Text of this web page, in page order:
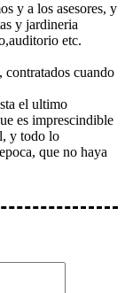
y a los asesores, y
y jardineria
etc.
contratados cuando
el ultimo
es imprescindible
y todo lo
que no haya